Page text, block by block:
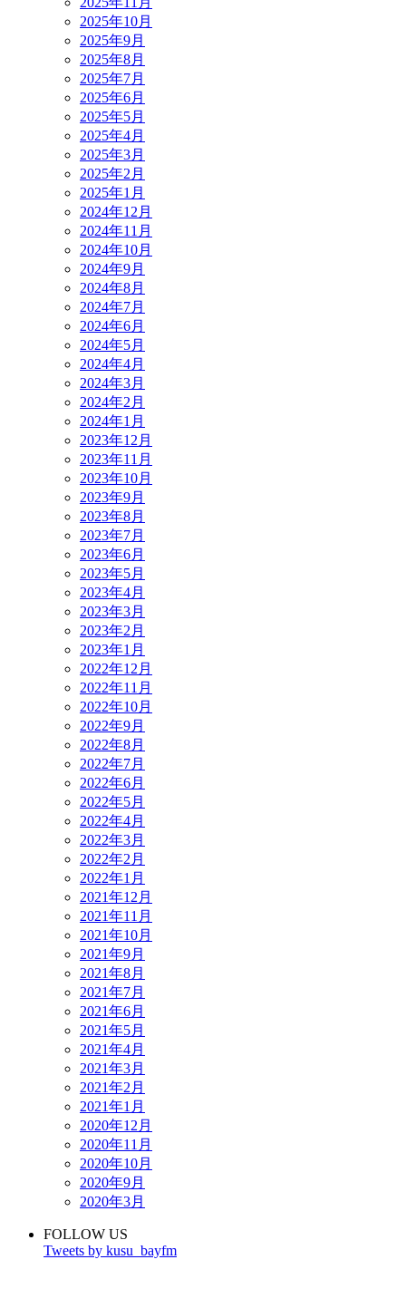
2025年10月
2025年9月
2025年8月
2025年7月
2025年6月
2025年5月
2025年4月
2025年3月
2025年2月
2025年1月
2024年12月
2024年11月
2024年10月
2024年9月
2024年8月
2024年7月
2024年6月
2024年5月
2024年4月
2024年3月
2024年2月
2024年1月
2023年12月
2023年11月
2023年10月
2023年9月
2023年8月
2023年7月
2023年6月
2023年5月
2023年4月
2023年3月
2023年2月
2023年1月
2022年12月
2022年11月
2022年10月
2022年9月
2022年8月
2022年7月
2022年6月
2022年5月
2022年4月
2022年3月
2022年2月
2022年1月
2021年12月
2021年11月
2021年10月
2021年9月
2021年8月
2021年7月
2021年6月
2021年5月
2021年4月
2021年3月
2021年2月
2021年1月
2020年12月
2020年11月
2020年10月
2020年9月
2020年3月
FOLLOW US
Tweets by kusu_bayfm